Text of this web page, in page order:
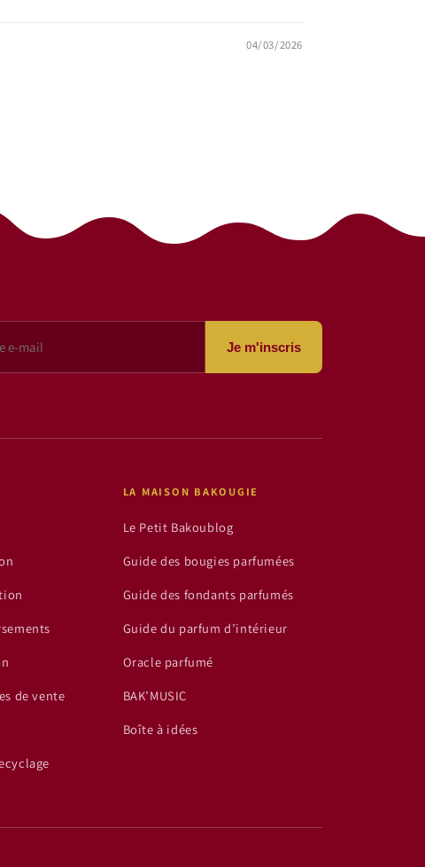
04/03/2026
Je m'inscris
de vente
LA MAISON BAKOUGIE
Le Petit Bakoublog
Guide des bougies parfumées
Guide des fondants parfumés
Guide du parfum d’intérieur
Oracle parfumé
BAK’MUSIC
Boîte à idées